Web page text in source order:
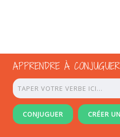
APPRENDRE À CONJUGUER
CONJUGUER CRÉER